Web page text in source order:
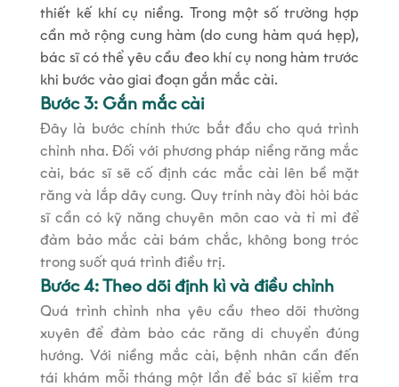
thiết kế khí cụ niềng. Trong một số trường hợp
cần mở rộng cung hàm (do cung hàm quá hẹp),
bác sĩ có thể yêu cầu đeo khí cụ nong hàm trước
khi bước vào giai đoạn gắn mắc cài.
Bước 3: Gắn mắc cài
Đây là bước chính thức bắt đầu cho quá trình
chỉnh nha. Đối với phương pháp niềng răng mắc
cài, bác sĩ sẽ cố định các mắc cài lên bề mặt
răng và lắp dây cung. Quy trính này đòi hỏi bác
sĩ cần có kỹ năng chuyên môn cao và tỉ mỉ để
đảm bảo mắc cài bám chắc, không bong tróc
trong suốt quá trình điều trị.
Bước 4: Theo dõi định kì và điều chỉnh
Quá trình chỉnh nha yêu cầu theo dõi thường
xuyên để đảm bảo các răng di chuyển đúng
hướng. Với niềng mắc cài, bệnh nhân cần đến
tái khám mỗi tháng một lần để bác sĩ kiểm tra